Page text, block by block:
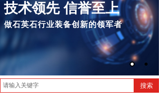
技术领先 信誉至上
做石英石行业装备创新的领军者
搜索